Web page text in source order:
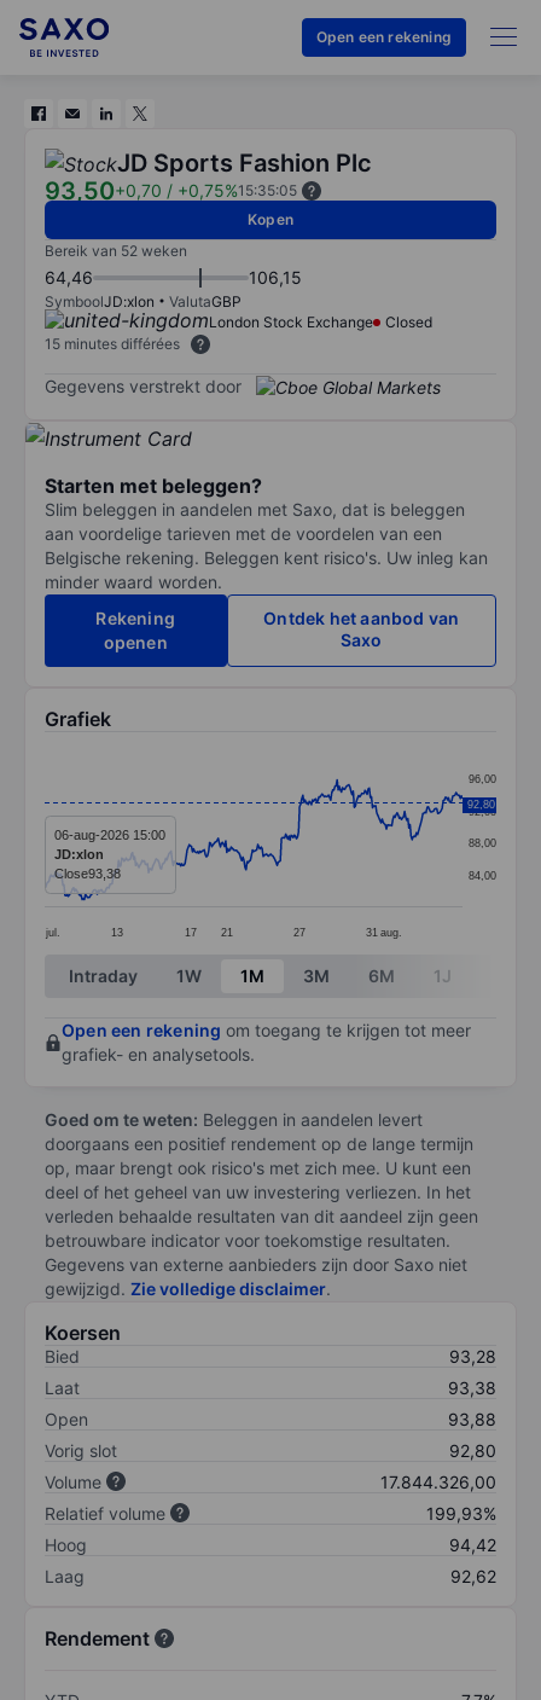
Open een rekening
JD Sports Fashion Plc
93,50+0,70 / +0,75%15:35:05
Kopen
Bereik van 52 weken
64,46 106,15
SymboolJD:xlon ValutaGBP
London Stock Exchange
Closed
15 minutes différées
Gegevens verstrekt door
Starten met beleggen?
Slim beleggen in aandelen met Saxo, dat is beleggen
aan voordelige tarieven met de voordelen van een
Belgische rekening. Beleggen kent risico's. Uw inleg kan
minder waard worden.
Rekening
openen
Ontdek het aanbod van
Saxo
Grafiek
Line chart with 391 data points.
The chart has 1 X axis displaying categories.
The chart has 1 Y axis displaying values. Data
jul. 13 17 21 27 31 aug.
84,00
88,00
92,00
96,00
92,80
06-aug-2026 15:00
JD:xlon
Close93,38
End of interactive chart.
Intraday 1W 1M 3M 6M 1J
Open een rekening om toegang te krijgen tot meer
grafiek- en analysetools.
Goed om te weten: Beleggen in aandelen levert
doorgaans een positief rendement op de lange termijn
op, maar brengt ook risico's met zich mee. U kunt een
deel of het geheel van uw investering verliezen. In het
verleden behaalde resultaten van dit aandeel zijn geen
betrouwbare indicator voor toekomstige resultaten.
Gegevens van externe aanbieders zijn door Saxo niet
gewijzigd. Zie volledige disclaimer.
Koersen
Bied
93,28
Laat
93,38
Open
93,88
Vorig slot
92,80
Volume
17.844.326,00
Relatief volume
199,93%
Hoog
94,42
Laag
92,62
Rendement